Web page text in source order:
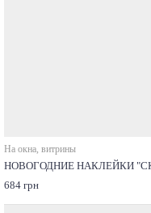
На окна, витрины
НОВОГОДНИЕ НАКЛЕЙКИ
684 грн